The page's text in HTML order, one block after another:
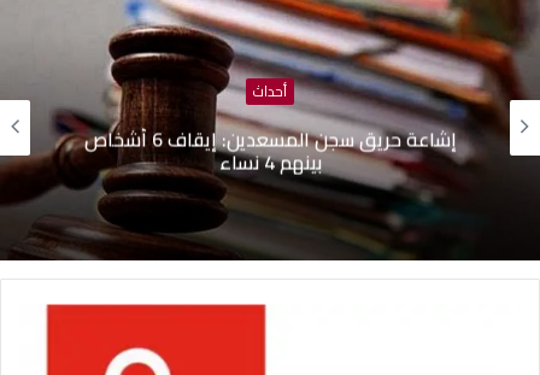
أحداث
إشاعة حريق سجن المسعدين: ‬إيقاف 6 أشخاص
بينهم 4 نساء